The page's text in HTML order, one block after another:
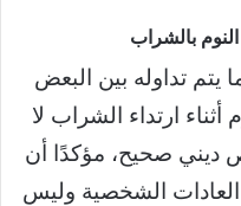
بالشراب
تداوله بين البعض
ارتداء الشراب لا
ديني صحيح، مؤكدًا أن
الشخصية وليس